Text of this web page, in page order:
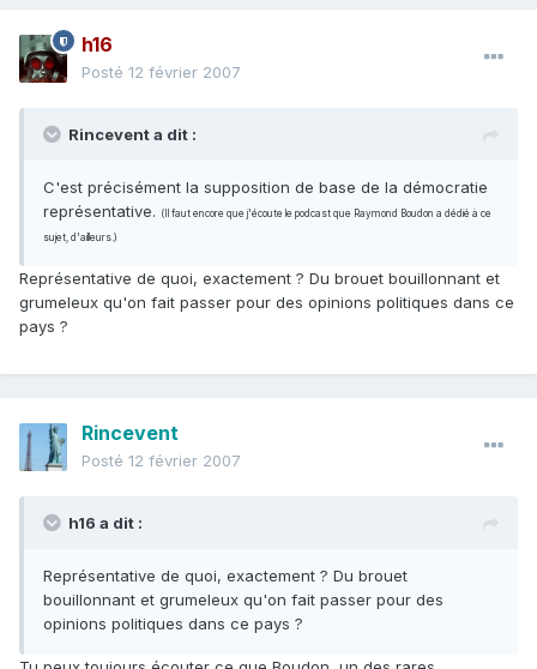
h16
Posté 12 février 2007
Rincevent a dit :
C'est précisément la supposition de base de la démocratie
représentative. (Il faut encore que j'écoute le podcast que Raymond Boudon a dédié à ce
sujet, d'ailleurs.)
Représentative de quoi, exactement ? Du brouet bouillonnant et
grumeleux qu'on fait passer pour des opinions politiques dans ce
pays ?
Rincevent
Posté 12 février 2007
h16 a dit :
Représentative de quoi, exactement ? Du brouet
bouillonnant et grumeleux qu'on fait passer pour des
opinions politiques dans ce pays ?